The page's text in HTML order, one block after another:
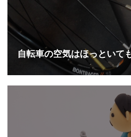
自転車の空気はほっといて